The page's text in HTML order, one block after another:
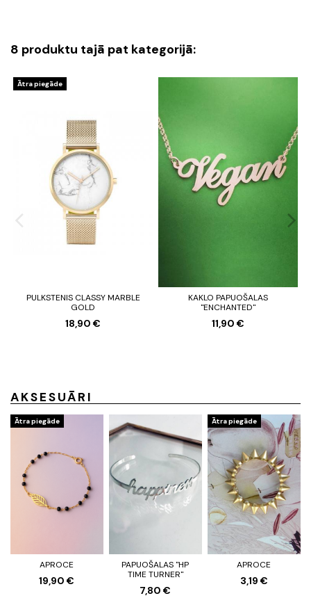
8 produktu tajā pat kategorijā:
Ātra piegāde
PULKSTENIS CLASSY MARBLE
GOLD
18,90 €
KAKLO PAPUOŠALAS
"ENCHANTED"
11,90 €
AKSESUĀRI
Ātra piegāde
APROCE
19,90 €
PAPUOŠALAS "HP
TIME TURNER"
7,80 €
Ātra piegāde
APROCE
3,19 €